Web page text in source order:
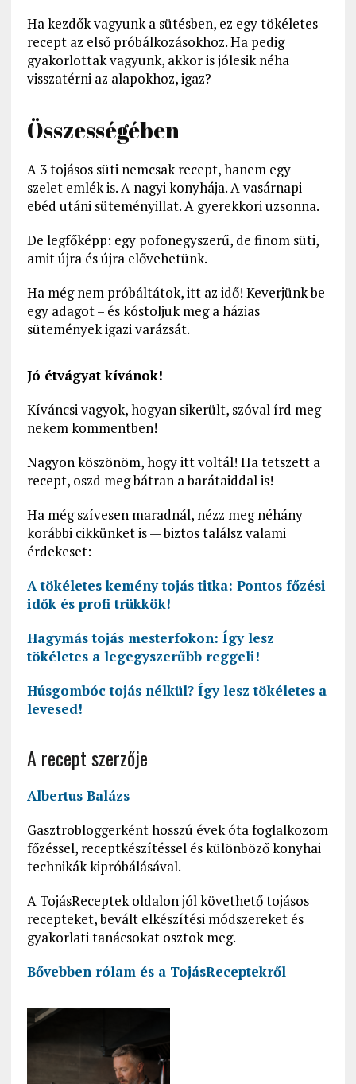
Ha kezdők vagyunk a sütésben, ez egy tökéletes
recept az első próbálkozásokhoz. Ha pedig
gyakorlottak vagyunk, akkor is jólesik néha
visszatérni az alapokhoz, igaz?
Összességében
A 3 tojásos süti nemcsak recept, hanem egy
szelet emlék is. A nagyi konyhája. A vasárnapi
ebéd utáni süteményillat. A gyerekkori uzsonna.
De legfőképp: egy pofonegyszerű, de finom süti,
amit újra és újra elővehetünk.
Ha még nem próbáltátok, itt az idő! Keverjünk be
egy adagot – és kóstoljuk meg a házias
sütemények igazi varázsát.
Jó étvágyat kívánok!
Kíváncsi vagyok, hogyan sikerült, szóval írd meg
nekem kommentben!
Nagyon köszönöm, hogy itt voltál! Ha tetszett a
recept, oszd meg bátran a barátaiddal is!
Ha még szívesen maradnál, nézz meg néhány
korábbi cikkünket is — biztos találsz valami
érdekeset:
A tökéletes kemény tojás titka: Pontos főzési
idők és profi trükkök!
Hagymás tojás mesterfokon: Így lesz
tökéletes a legegyszerűbb reggeli!
Húsgombóc tojás nélkül? Így lesz tökéletes a
levesed!
A recept szerzője
Albertus Balázs
Gasztrobloggerként hosszú évek óta foglalkozom
főzéssel, receptkészítéssel és különböző konyhai
technikák kipróbálásával.
A TojásReceptek oldalon jól követhető tojásos
recepteket, bevált elkészítési módszereket és
gyakorlati tanácsokat osztok meg.
Bővebben rólam és a TojásReceptekről